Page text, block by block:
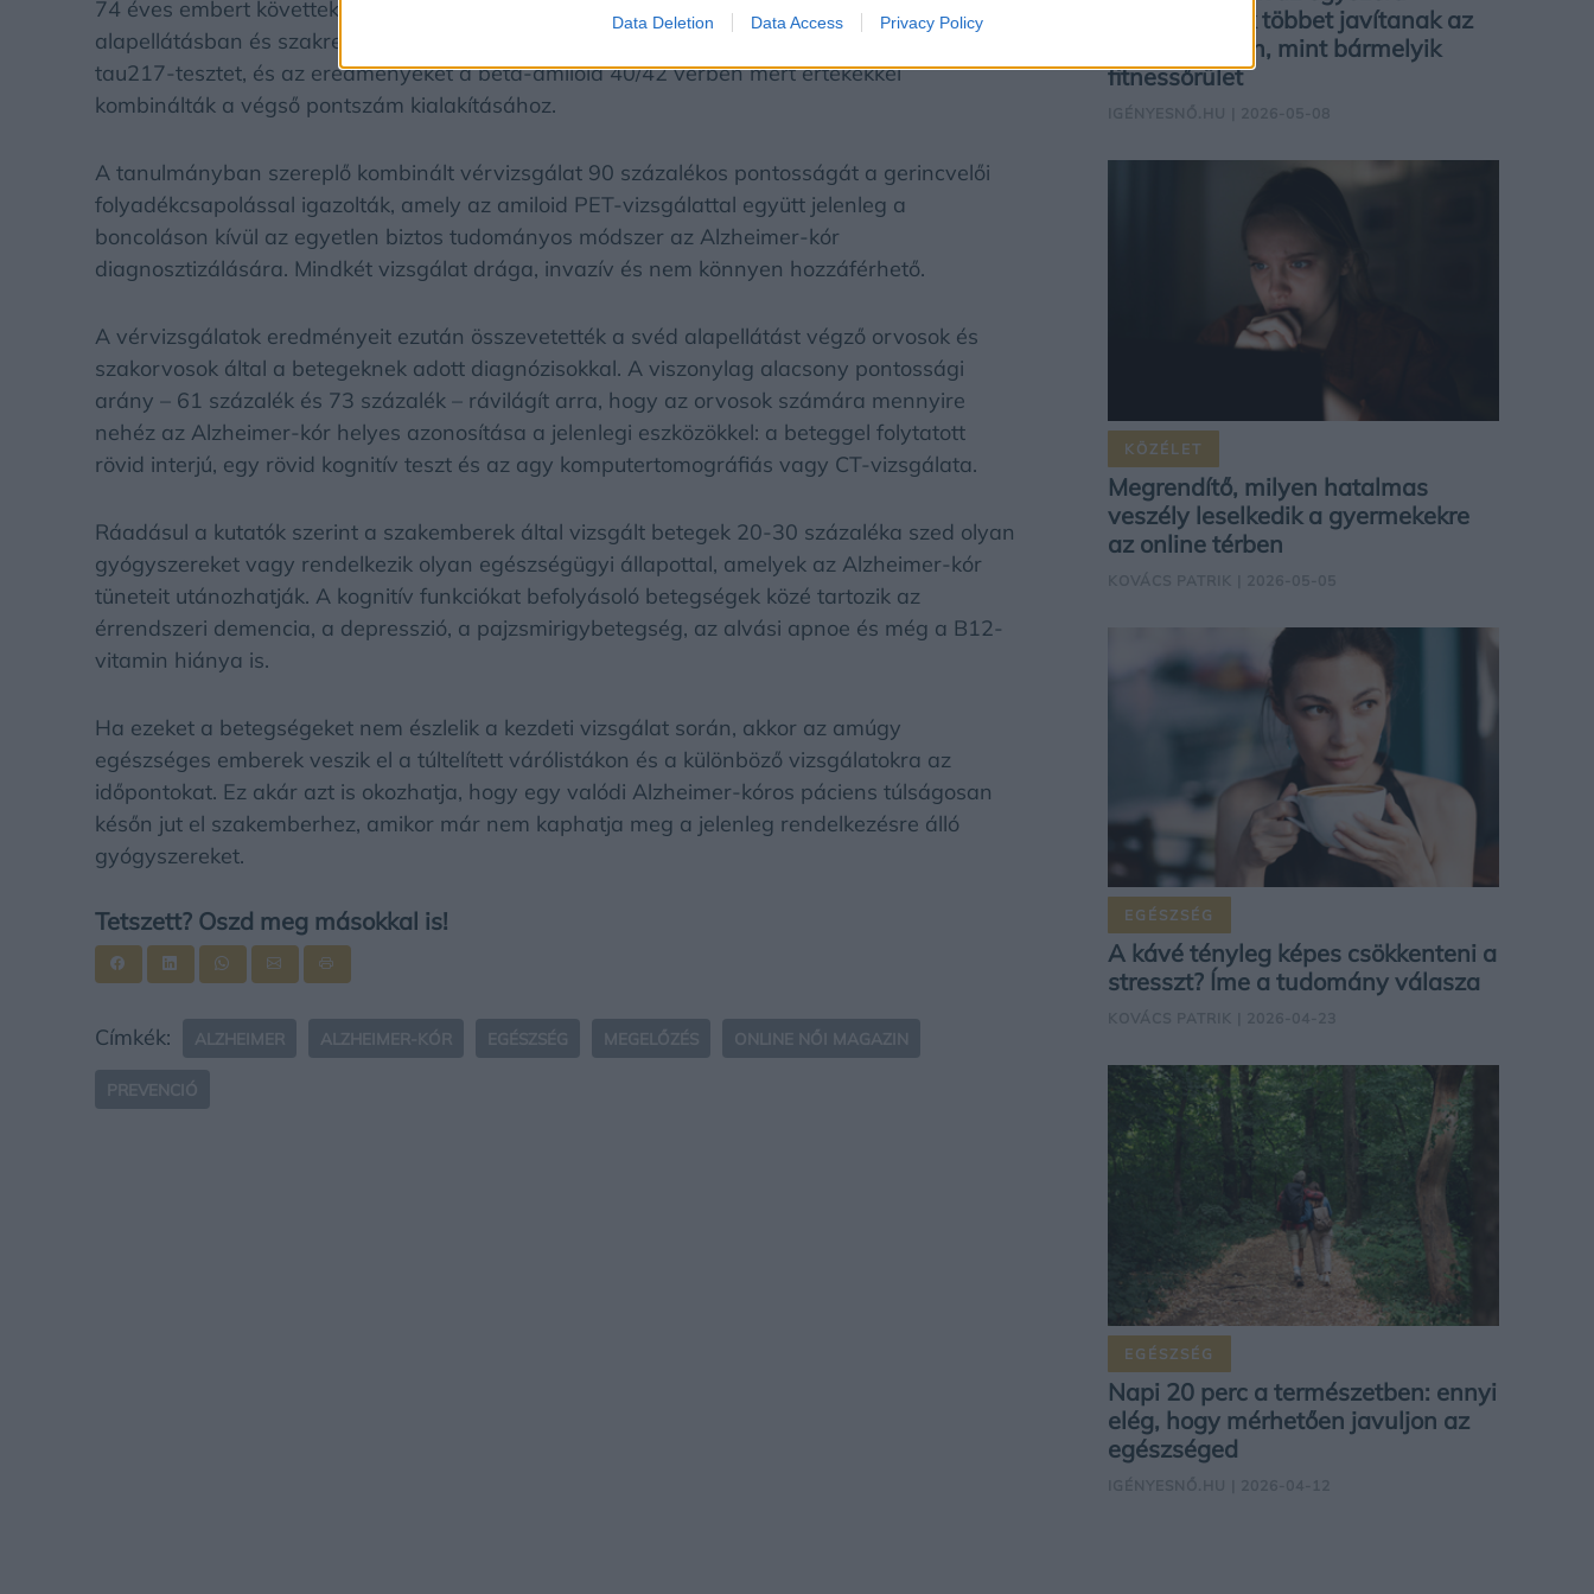
Data Deletion Data Access Privacy Policy
74 éves embert követtek nyomon, akiket kognitív értékeléseknek vetettek alá Svédországban
alapellátásban és szakrendelőkben egyaránt. Mindegyik személy vérmintáin elvégezték a p-
tau217-tesztet, és az eredményeket a béta-amiloid 40/42 vérben mért értékekkel
kombinálták a végső pontszám kialakításához.
A tanulmányban szereplő kombinált vérvizsgálat 90 százalékos pontosságát a gerincvelői
folyadékcsapolással igazolták, amely az amiloid PET-vizsgálattal együtt jelenleg a
boncoláson kívül az egyetlen biztos tudományos módszer az Alzheimer-kór
diagnosztizálására. Mindkét vizsgálat drága, invazív és nem könnyen hozzáférhető.
A vérvizsgálatok eredményeit ezután összevetették a svéd alapellátást végző orvosok és
szakorvosok által a betegeknek adott diagnózisokkal. A viszonylag alacsony pontossági
arány – 61 százalék és 73 százalék – rávilágít arra, hogy az orvosok számára mennyire
nehéz az Alzheimer-kór helyes azonosítása a jelenlegi eszközökkel: a beteggel folytatott
rövid interjú, egy rövid kognitív teszt és az agy komputertomográfiás vagy CT-vizsgálata.
Ráadásul a kutatók szerint a szakemberek által vizsgált betegek 20-30 százaléka szed olyan
gyógyszereket vagy rendelkezik olyan egészségügyi állapottal, amelyek az Alzheimer-kór
tüneteit utánozhatják. A kognitív funkciókat befolyásoló betegségek közé tartozik az
érrendszeri demencia, a depresszió, a pajzsmirigybetegség, az alvási apnoe és még a B12-
vitamin hiánya is.
Ha ezeket a betegségeket nem észlelik a kezdeti vizsgálat során, akkor az amúgy
egészséges emberek veszik el a túltelített várólistákon és a különböző vizsgálatokra az
időpontokat. Ez akár azt is okozhatja, hogy egy valódi Alzheimer-kóros páciens túlságosan
későn jut el szakemberhez, amikor már nem kaphatja meg a jelenleg rendelkezésre álló
gyógyszereket.
Tetszett? Oszd meg másokkal is!
Címkék: ALZHEIMER ALZHEIMER-KÓR EGÉSZSÉG MEGELŐZÉS ONLINE NŐI MAGAZIN
PREVENCIÓ
változtatások többet javítanak az
egészségeden, mint bármelyik
fitnessőrület
KÖZÉLET
Megrendítő, milyen hatalmas
veszély leselkedik a gyermekekre
az online térben
EGÉSZSÉG
A kávé tényleg képes csökkenteni a
stresszt? Íme a tudomány válasza
EGÉSZSÉG
Napi 20 perc a természetben: ennyi
elég, hogy mérhetően javuljon az
egészséged